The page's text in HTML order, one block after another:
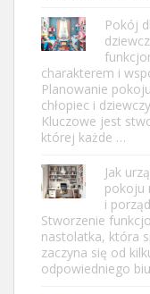
Pokój
charakterem i
Planowanie
chłopiec i
Kluczowe jest
której każde …
Jak
pokoju
i
Stworzenie
nastolatka, która
zaczyna się od
odpowiedniego